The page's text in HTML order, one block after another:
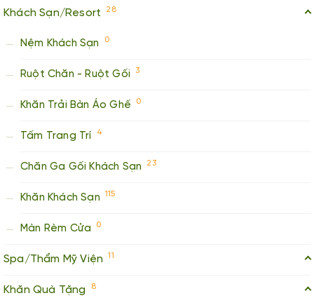
Khách Sạn/Resort 28
Nệm Khách Sạn 0
Ruột Chăn - Ruột Gối 3
Khăn Trải Bàn Áo Ghế 0
Tấm Trang Trí 4
Chăn Ga Gối Khách Sạn 23
Khăn Khách Sạn 115
Màn Rèm Cửa 0
Spa/Thẩm Mỹ Viện 11
Khăn Quà Tặng 8